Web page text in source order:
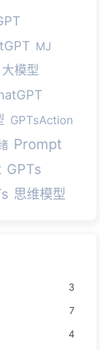
MJ
大模型
GPTsAction
Prompt
GPTs
思维模型
3
7
4